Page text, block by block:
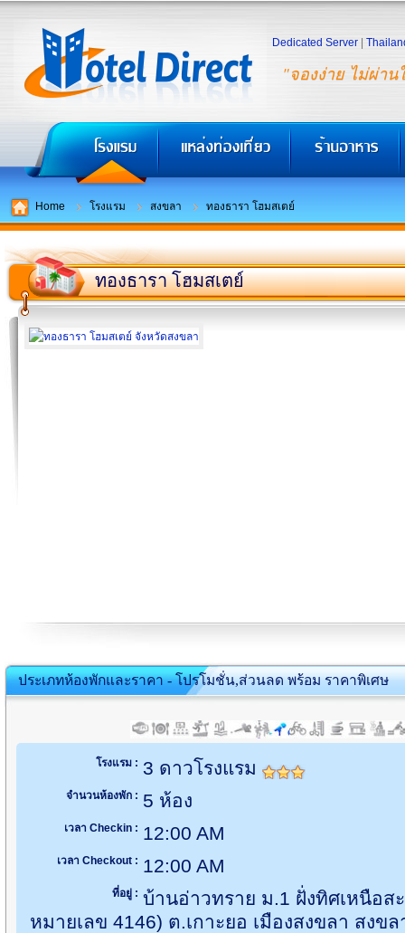
"จองง่าย ไม่ผ่าน
Dedicated Server
Home โรงแรม สงขลา ทองธารา โฮมสเตย์
ทองธารา โฮมสเตย์
ประเภทห้องพักและราคา - โปรโมชั่น,ส่วนลด พร้อม ราคาพิเศษ
โรงแรม : 3 ดาวโรงแรม
จำนวนห้องพัก : 5 ห้อง
เวลา Checkin : 12:00 AM
เวลา Checkout : 12:00 AM
ที่อยู่ : บ้านอ่าวทราย ม.1 ฝั่งทิศเหนือส
หมายเลข 4146) ต.เกาะยอ เมืองสงขลา สงขล